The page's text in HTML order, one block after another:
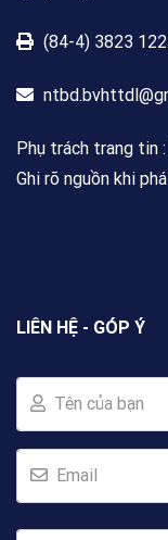
(84-4) 3823
Phụ trách trang tin
Ghi rõ nguồn khi
LIÊN HỆ - GÓP Ý
Tên của bạn
Email